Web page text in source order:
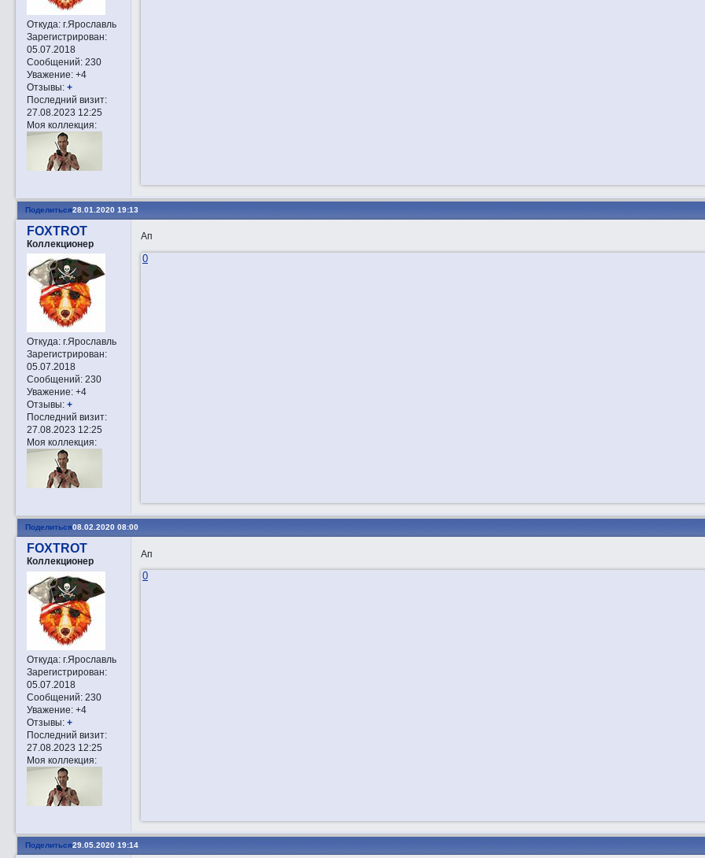
Откуда:г.Ярославль
Зарегистрирован:
05.07.2018
Сообщений:230
Уважение: +4
Отзывы: +
Последний визит:
27.08.2023 12:25
Моя коллекция:
Поделиться28.01.2020 19:13
FOXTROT
Коллекционер
Откуда:г.Ярославль
Зарегистрирован:
05.07.2018
Сообщений:230
Уважение: +4
Отзывы: +
Последний визит:
27.08.2023 12:25
Моя коллекция:
Ап
0
Поделиться08.02.2020 08:00
FOXTROT
Коллекционер
Откуда:г.Ярославль
Зарегистрирован:
05.07.2018
Сообщений:230
Уважение: +4
Отзывы: +
Последний визит:
27.08.2023 12:25
Моя коллекция:
Ап
0
Поделиться29.05.2020 19:14